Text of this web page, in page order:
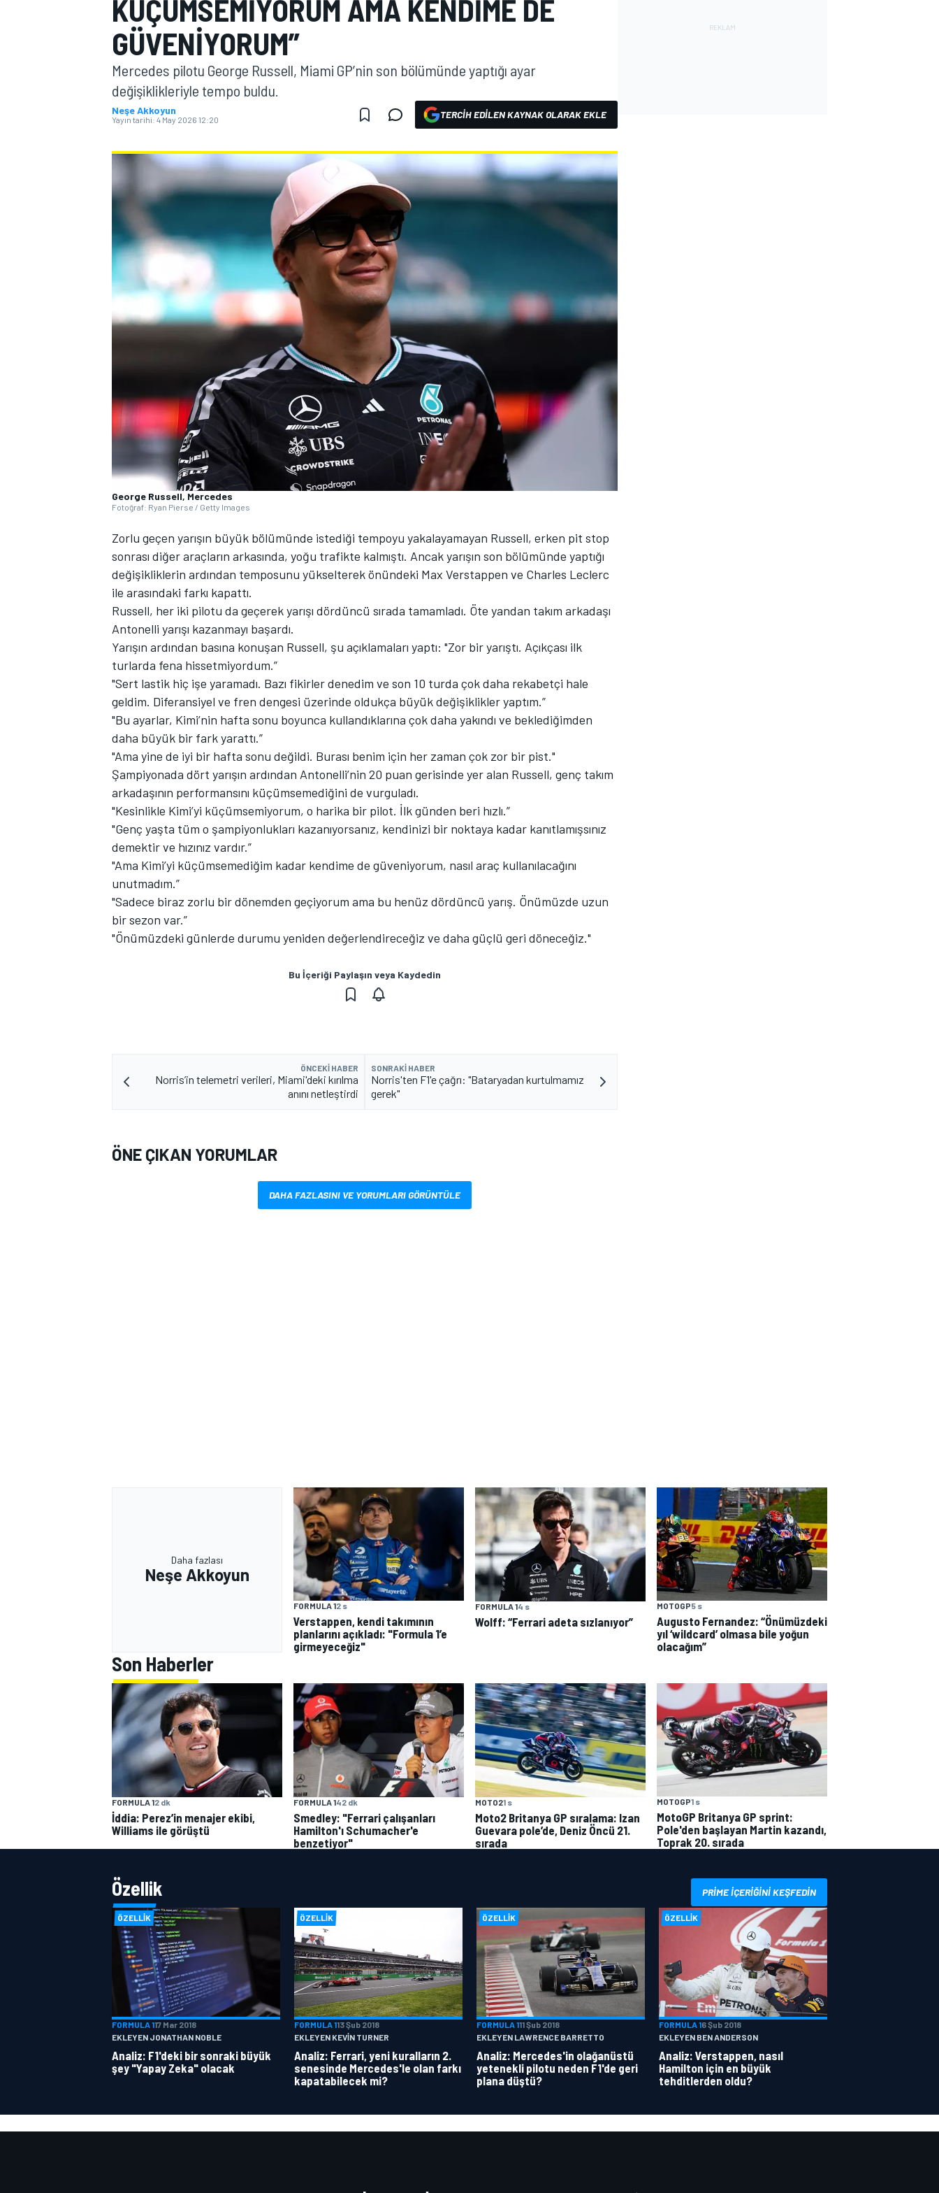
MOTOGP
WORLD SUPERBIKE
WRC
TÜRK SPORCULAR
KÜÇÜMSEMIYORUM AMA KENDIME DE
GÜVENIYORUM”
Mercedes pilotu George Russell, Miami GP’nin son bölümünde yaptığı ayar
değişiklikleriyle tempo buldu.
Neşe Akkoyun
Yayın tarihi: 4 May 2026 12:20 TERCIH EDILEN KAYNAK OLARAK EKLE
George Russell, Mercedes
Fotoğraf: Ryan Pierse / Getty Images
Zorlu geçen yarışın büyük bölümünde istediği tempoyu yakalayamayan Russell, erken pit stop
sonrası diğer araçların arkasında, yoğu trafikte kalmıştı. Ancak yarışın son bölümünde yaptığı
değişikliklerin ardından temposunu yükselterek önündeki Max Verstappen ve Charles Leclerc
ile arasındaki farkı kapattı.
Russell, her iki pilotu da geçerek yarışı dördüncü sırada tamamladı. Öte yandan takım arkadaşı
Antonelli yarışı kazanmayı başardı.
Yarışın ardından basına konuşan Russell, şu açıklamaları yaptı: "Zor bir yarıştı. Açıkçası ilk
turlarda fena hissetmiyordum.”
"Sert lastik hiç işe yaramadı. Bazı fikirler denedim ve son 10 turda çok daha rekabetçi hale
geldim. Diferansiyel ve fren dengesi üzerinde oldukça büyük değişiklikler yaptım.”
"Bu ayarlar, Kimi’nin hafta sonu boyunca kullandıklarına çok daha yakındı ve beklediğimden
daha büyük bir fark yarattı.”
"Ama yine de iyi bir hafta sonu değildi. Burası benim için her zaman çok zor bir pist."
Şampiyonada dört yarışın ardından Antonelli’nin 20 puan gerisinde yer alan Russell, genç takım
arkadaşının performansını küçümsemediğini de vurguladı.
"Kesinlikle Kimi’yi küçümsemiyorum, o harika bir pilot. İlk günden beri hızlı.”
"Genç yaşta tüm o şampiyonlukları kazanıyorsanız, kendinizi bir noktaya kadar kanıtlamışsınız
demektir ve hızınız vardır.”
"Ama Kimi’yi küçümsemediğim kadar kendime de güveniyorum, nasıl araç kullanılacağını
unutmadım.”
"Sadece biraz zorlu bir dönemden geçiyorum ama bu henüz dördüncü yarış. Önümüzde uzun
bir sezon var.”
"Önümüzdeki günlerde durumu yeniden değerlendireceğiz ve daha güçlü geri döneceğiz."
Bu İçeriği Paylaşın veya Kaydedin
ÖNCEKI HABER
Norris’in telemetri verileri, Miami'deki kırılma
anını netleştirdi
SONRAKI HABER
Norris'ten F1'e çağrı: "Bataryadan kurtulmamız
gerek"
ÖNE ÇIKAN YORUMLAR
DAHA FAZLASINI VE YORUMLARI GÖRÜNTÜLE
Daha fazlası
Neşe Akkoyun
FORMULA 12 s
Verstappen, kendi takımının
planlarını açıkladı: "Formula 1’e
girmeyeceğiz"
FORMULA 14 s
Wolff: “Ferrari adeta sızlanıyor”
MOTOGP5 s
Augusto Fernandez: “Önümüzdeki
yıl ‘wildcard’ olmasa bile yoğun
olacağım”
Son Haberler
FORMULA 12 dk
İddia: Perez’in menajer ekibi,
Williams ile görüştü
FORMULA 142 dk
Smedley: "Ferrari çalışanları
Hamilton'ı Schumacher'e
benzetiyor"
MOTO21 s
Moto2 Britanya GP sıralama: Izan
Guevara pole’de, Deniz Öncü 21.
sırada
MOTOGP1 s
MotoGP Britanya GP sprint:
Pole'den başlayan Martin kazandı,
Toprak 20. sırada
Özellik PRIME IÇERIĞINI KEŞFEDIN
ÖZELLIK
FORMULA 117 Mar 2018
EKLEYEN JONATHAN NOBLE
Analiz: F1'deki bir sonraki büyük
şey "Yapay Zeka" olacak
ÖZELLIK
FORMULA 113 Şub 2018
EKLEYEN KEVIN TURNER
Analiz: Ferrari, yeni kuralların 2.
senesinde Mercedes'le olan farkı
kapatabilecek mi?
ÖZELLIK
FORMULA 111 Şub 2018
EKLEYEN LAWRENCE BARRETTO
Analiz: Mercedes'in olağanüstü
yetenekli pilotu neden F1'de geri
plana düştü?
ÖZELLIK
FORMULA 16 Şub 2018
EKLEYEN BEN ANDERSON
Analiz: Verstappen, nasıl
Hamilton için en büyük
tehditlerden oldu?